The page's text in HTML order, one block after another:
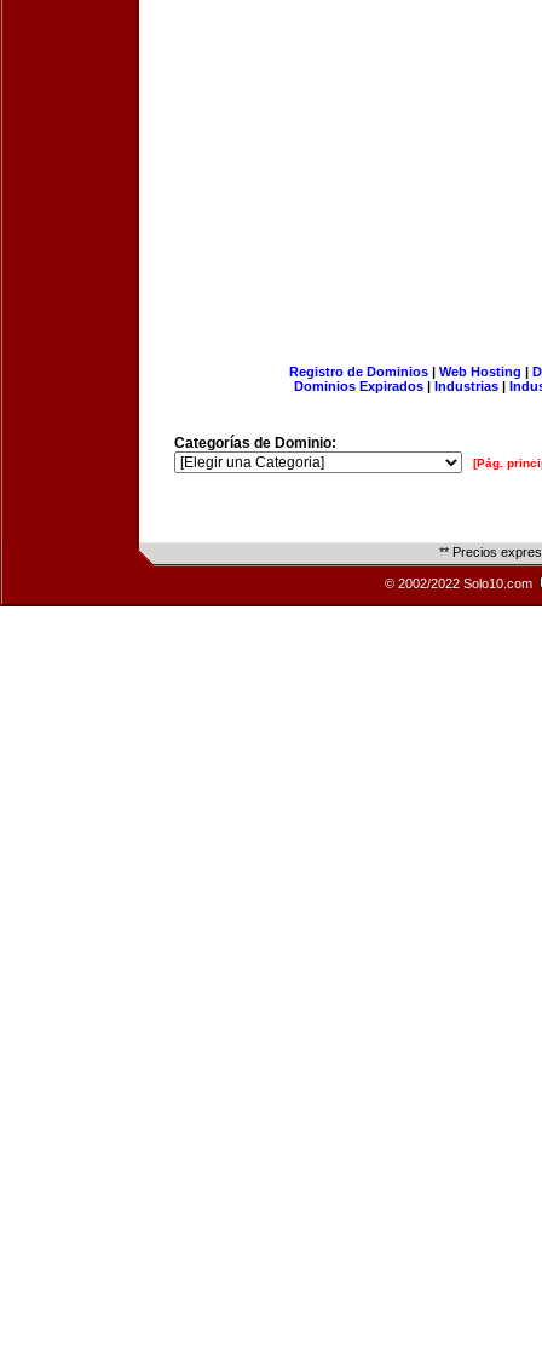
Registro de Dominios| Web Hosting |
Dominios Expirados | Industrias |
Categorías de Dominio:
[Pág.
** Precios
© 2002/2022 Solo10.com